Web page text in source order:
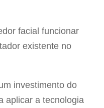
facial funcionar
existente no
investimento do
aplicar a tecnologia